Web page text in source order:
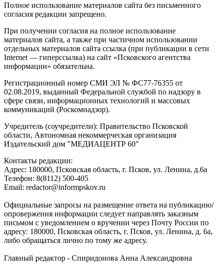
Полное использование материалов сайта без письменного
согласия редакции запрещено.
При получении согласия на полное использование
материалов сайта, а также при частичном использовании
отдельных материалов сайта ссылка (при публикации в сети
Internet — гиперссылка) на сайт «Псковского агентства
информации» обязательна.
Регистрационный номер СМИ ЭЛ № ФС77-76355 от
02.08.2019, выданный Федеральной службой по надзору в
сфере связи, информационных технологий и массовых
коммуникаций (Роскомнадзор).
Учредитель (соучредители): Правительство Псковской
области, Автономная некоммерческая организация
Издательский дом "МЕДИАЦЕНТР 60"
Контакты редакции:
Адреc: 180000, Псковская область, г. Псков, ул. Ленина, д.6а
Телефон: 8(8112) 500-405
Email: redactor@informpskov.ru
Официальные запросы на размещение ответа на публикацию/
опровержения информации следует направлять заказным
письмом с уведомлением о вручении через Почту России по
адресу: 180000, Псковская область, г. Псков, ул. Ленина, д. 6а,
либо обращаться лично по тому же адресу.
Главный редактор - Спиридонова Анна Александровна